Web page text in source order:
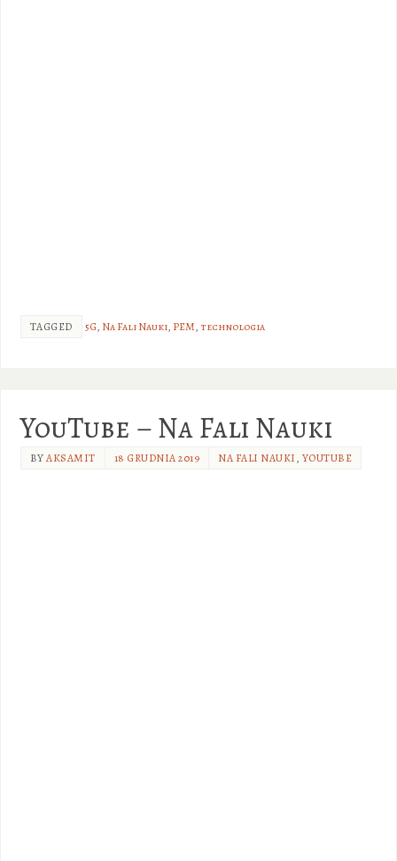
TAGGED 5G, Na Fali Nauki, PEM, technologia
YouTube – Na Fali Nauki
BYAKSAMIT 18 GRUDNIA 2019 NA FALI NAUKI, YOUTUBE